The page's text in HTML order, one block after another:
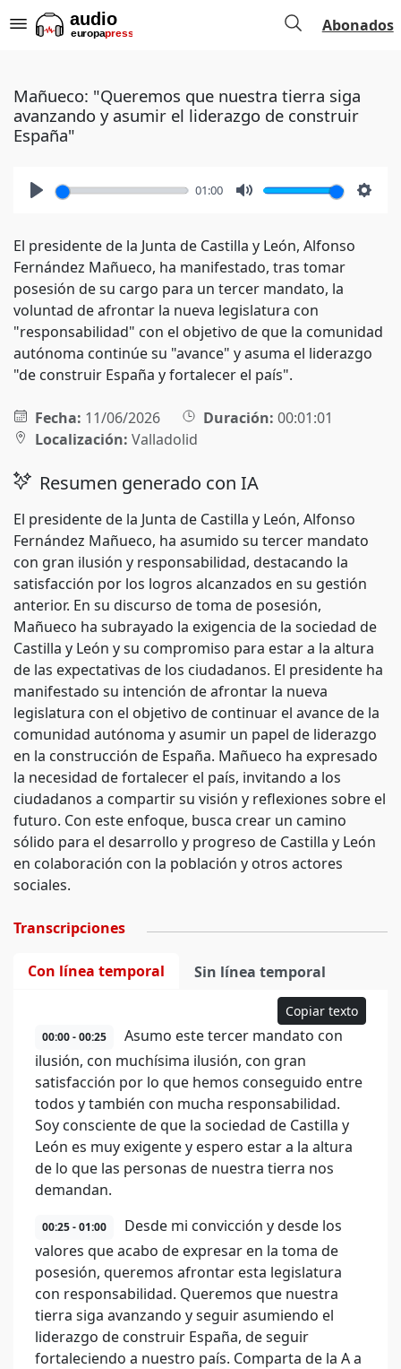
Abonados
Mañueco: "Queremos que nuestra tierra siga
avanzando y asumir el liderazgo de construir
España"
01:00
El presidente de la Junta de Castilla y León, Alfonso
Fernández Mañueco, ha manifestado, tras tomar
posesión de su cargo para un tercer mandato, la
voluntad de afrontar la nueva legislatura con
"responsabilidad" con el objetivo de que la comunidad
autónoma continúe su "avance" y asuma el liderazgo
"de construir España y fortalecer el país".
Fecha: 11/06/2026 Duración: 00:01:01
Localización: Valladolid
Resumen generado con IA
El presidente de la Junta de Castilla y León, Alfonso
Fernández Mañueco, ha asumido su tercer mandato
con gran ilusión y responsabilidad, destacando la
satisfacción por los logros alcanzados en su gestión
anterior. En su discurso de toma de posesión,
Mañueco ha subrayado la exigencia de la sociedad de
Castilla y León y su compromiso para estar a la altura
de las expectativas de los ciudadanos. El presidente ha
manifestado su intención de afrontar la nueva
legislatura con el objetivo de continuar el avance de la
comunidad autónoma y asumir un papel de liderazgo
en la construcción de España. Mañueco ha expresado
la necesidad de fortalecer el país, invitando a los
ciudadanos a compartir su visión y reflexiones sobre el
futuro. Con este enfoque, busca crear un camino
sólido para el desarrollo y progreso de Castilla y León
en colaboración con la población y otros actores
sociales.
Transcripciones
Con línea temporal Sin línea temporal
Copiar texto
00:00 - 00:25
Asumo este tercer mandato con
ilusión, con muchísima ilusión, con gran
satisfacción por lo que hemos conseguido entre
todos y también con mucha responsabilidad.
Soy consciente de que la sociedad de Castilla y
León es muy exigente y espero estar a la altura
de lo que las personas de nuestra tierra nos
demandan.
00:25 - 01:00
Desde mi convicción y desde los
valores que acabo de expresar en la toma de
posesión, queremos afrontar esta legislatura
con responsabilidad. Queremos que nuestra
tierra siga avanzando y seguir asumiendo el
liderazgo de construir España, de seguir
fortaleciendo a nuestro país. Comparta de la A a